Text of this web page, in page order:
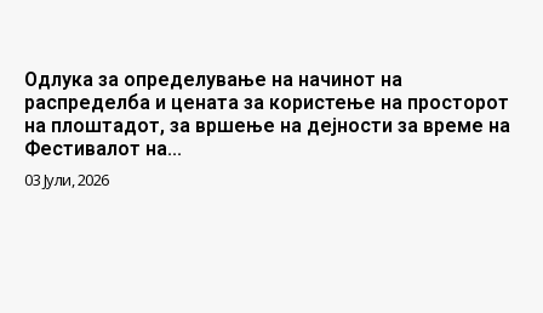
Одлука за определување на начинот на
распределба и цената за користење на просторот
на плоштадот, за вршење на дејности за време на
Фестивалот на...
03 Јули, 2026